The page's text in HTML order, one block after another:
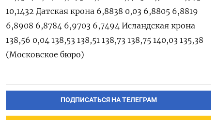
ПОДПИСАТЬСЯ НА ТЕЛЕГРАМ